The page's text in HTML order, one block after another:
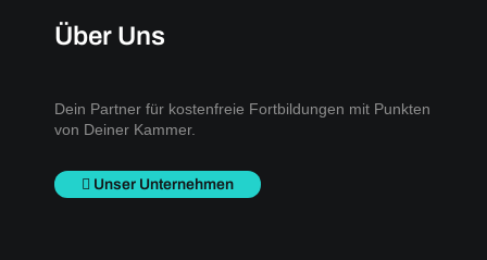
Über Uns
Dein Partner für kostenfreie Fortbildungen mit Punkten
von Deiner Kammer.
Unser Unternehmen